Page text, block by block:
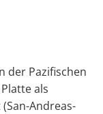
der Pazifischen
als
Andreas-